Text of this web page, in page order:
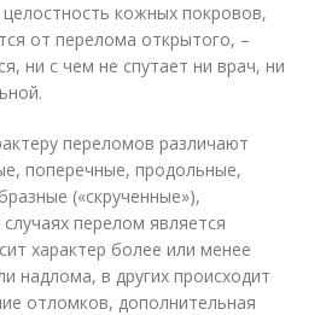
кожных покровов,
от перелома открытого, –
ни с чем не спутает ни врач, ни
переломов различают
поперечные, продольные,
(«скрученные»),
перелом является
характер более или менее
надлома, в других происходит
отломков, дополнительная